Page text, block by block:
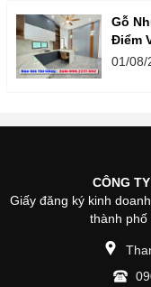
Gỗ
Điểm
01/08/
CÔNG
Giấy đăng ký kinh
thành phố